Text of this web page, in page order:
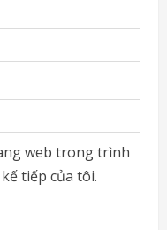
web trong trình
tiếp của tôi.